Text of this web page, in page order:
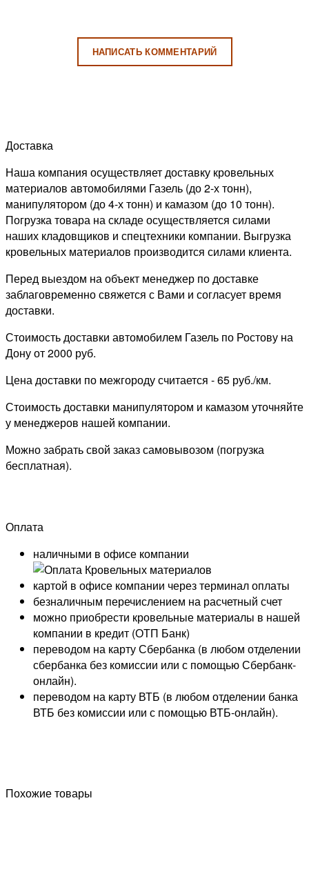
НАПИСАТЬ КОММЕНТАРИЙ
Доставка
Наша компания осуществляет доставку кровельных
материалов автомобилями Газель (до 2-х тонн),
манипулятором (до 4-х тонн) и камазом (до 10 тонн).
Погрузка товара на складе осуществляется силами
наших кладовщиков и спецтехники компании. Выгрузка
кровельных материалов производится силами клиента.
Перед выездом на объект менеджер по доставке
заблаговременно свяжется с Вами и согласует время
доставки.
Стоимость доставки автомобилем Газель по Ростову на
Дону от 2000 руб.
Цена доставки по межгороду считается - 65 руб./км.
Стоимость доставки манипулятором и камазом уточняйте
у менеджеров нашей компании.
Можно забрать свой заказ самовывозом (погрузка
бесплатная).
Оплата
наличными в офисе компании
картой в офисе компании через терминал оплаты
безналичным перечислением на расчетный счет
можно приобрести кровельные материалы в нашей
компании в кредит (ОТП Банк)
переводом на картуСбербанка (в любом отделении
сбербанка без комиссии или с помощьюСбербанк-
онлайн).
переводом на карту ВТБ (в любом отделении банка
ВТБ без комиссии или с помощью ВТБ-онлайн).
Похожие товары